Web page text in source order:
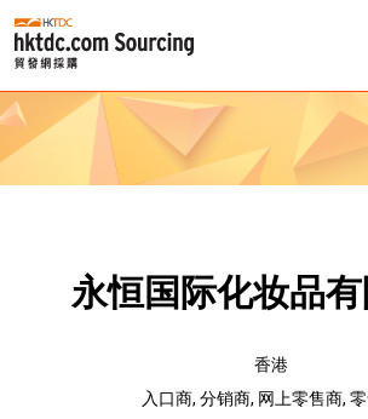
永恒国际化妆品有
香港
入口商, 分销商, 网上零售商,